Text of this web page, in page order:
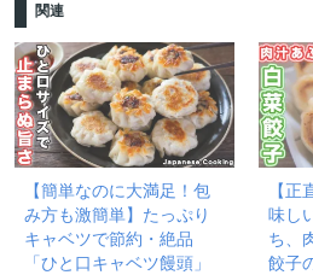
関連
【簡単なのに大満足！包
み方も激簡単】たっぷり
キャベツで節約・絶品
「ひと口キャベツ饅頭」
【
味し
ち、
餃子